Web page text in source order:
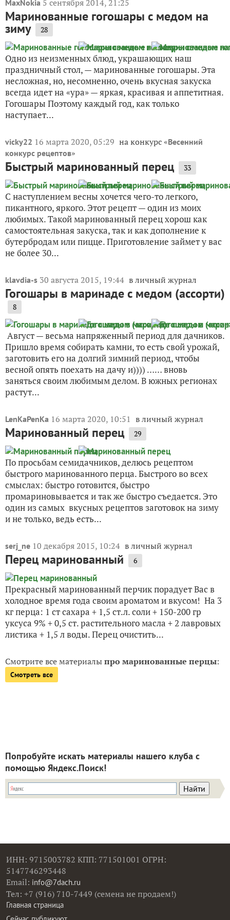
MaxNokia 5 сентября 2014, 21:25
Маринованные гогошары с медом на
зиму 28
Одно из неизменных блюд, украшающих наш
праздничный стол, — маринованные гогошары. Эта
несложная, но, несомненно, очень вкусная закуска
всегда идет на «ура» — яркая, красивая и аппетитная.
Гогошары Поэтому каждый год, как только
наступает...
vicky22 16 марта 2020, 05:29 на конкурс «Весенний
конкурс рецептов»
Быстрый маринованный перец 33
С наступлением весны хочется чего-то легкого,
пикантного, яркого. Этот рецепт — один из моих
любимых. Такой маринованный перец хорош как
самостоятельная закуска, так и как дополнение к
бутербродам или пицце. Приготовление займет у вас
не более 30...
klavdia-s 30 августа 2015, 19:44 в личный журнал
Гогошары в маринаде с медом (ассорти)
8
Август — весьма напряженный период для дачников.
Пришло время собирать камни, то есть свой урожай,
заготовить его на долгий зимний период, чтобы
весной опять поехать на дачу и)))) …… вновь
заняться своим любимым делом. В южных регионах
растут...
LenKaPenKa 16 марта 2020, 10:51 в личный журнал
Маринованный перец 29
По просьбам семидачников, делюсь рецептом
быстрого маринованного перца. Быстрого во всех
смыслах: быстро готовится, быстро
промариновывается и так же быстро съедается. Это
один из самых вкусных рецептов заготовок на зиму
и не только, ведь есть...
serj_ne 10 декабря 2015, 10:24 в личный журнал
Перец маринованный 6
Прекрасный маринованный перчик порадует Вас в
холодное время года своим ароматом и вкусом! На 3
кг перца: 1 ст сахара + 1,5 ст.л. соли + 150-200 гр
уксуса 9% + 0,5 ст. растительного масла + 2 лавровых
листика + 1,5 л воды. Перец очистить...
Смотрите все материалыпро маринованные перцы:
Смотреть все
Попробуйте искать материалы нашего клуба с
помощью Яндекс.Поиск!
ИНН: 9715003782 КПП: 771501001 ОГРН:
5147746293448
Email: info@7dach.ru
Тел: +7 (916) 710-7449 (семена не продаем!)
Главная страница